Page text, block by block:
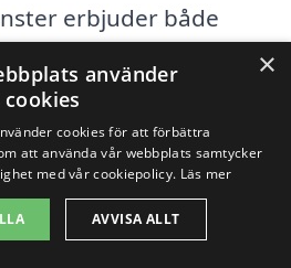
erbjuder både
kan du enkelt få
som specialiserar sig
flera konkurrerande
du letar efter en ny
×
använder
cookies
cookies för att förbättra
att använda vår webbplats samtycker
med vår cookiepolicy. Läs mer
AVVISA ALLT